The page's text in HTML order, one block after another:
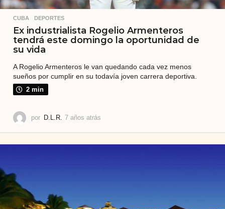
CUBA ,DEPORTES
Ex industrialista Rogelio Armenteros
tendrá este domingo la oportunidad de
su vida
A Rogelio Armenteros le van quedando cada vez menos
sueños por cumplir en su todavía joven carrera deportiva.
2 min
por D.L.R. 7 años atrás
o